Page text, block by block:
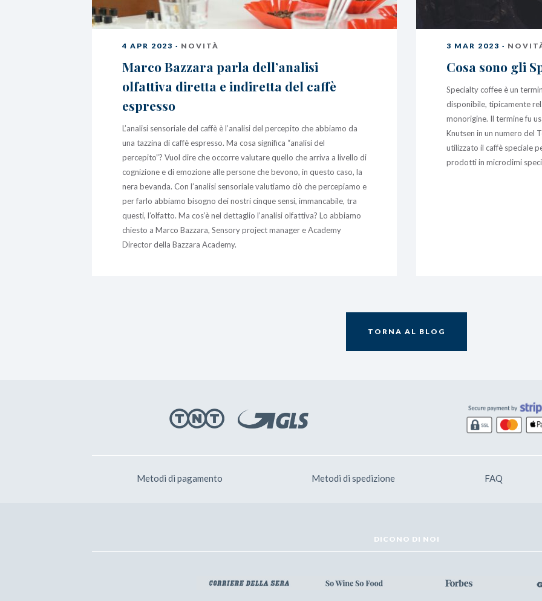
4 APR 2023 · NOVITÀ
Marco Bazzara parla dell’analisi
olfattiva diretta e indiretta del caffè
espresso
L’analisi sensoriale del caffè è l’analisi del percepito che abbiamo da
una tazzina di caffè espresso. Ma cosa significa “analisi del
percepito”? Vuol dire che occorre valutare quello che arriva a livello di
cognizione e di emozione alle persone che bevono, in questo caso, la
nera bevanda. Con l’analisi sensoriale valutiamo ciò che percepiamo e
per farlo abbiamo bisogno dei nostri cinque sensi, immancabile, tra
questi, l’olfatto. Ma cos’è nel dettaglio l’analisi olfattiva? Lo abbiamo
chiesto a Marco Bazzara, Sensory project manager e Academy
Director della Bazzara Academy.
3 MAR 2023 ·
Cosa sono gli
Specialty coffee è un
disponibile, tipicamente
monorigine. Il termine fu
Knutsen in un numero del
utilizzato il caffè speciale
prodotti in microclimi
TORNA AL BLOG
Metodi di pagamento Metodi di spedizione FAQ
DICONO DI NOI